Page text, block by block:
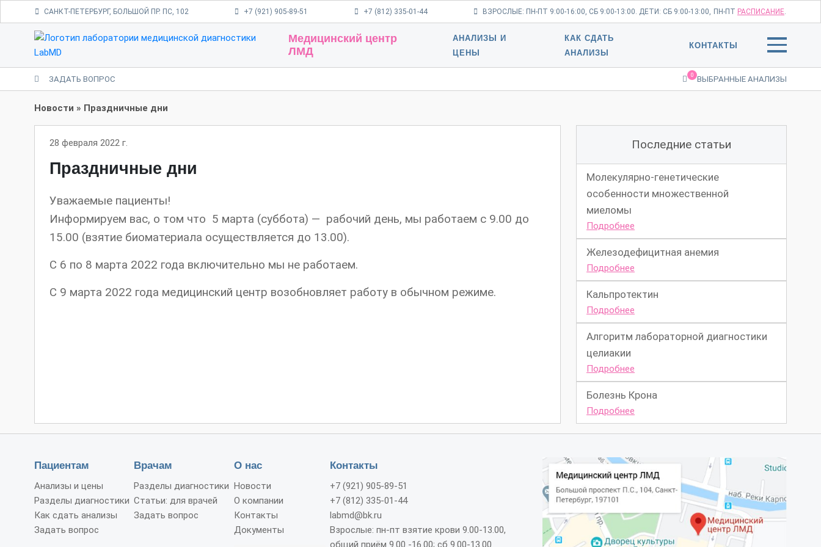
САНКТ-ПЕТЕРБУРГ, БОЛЬШОЙ ПР. ПС, 102 +7 (921) 905-89-51 +7 (812) 335-01-44 ВЗРОСЛЫЕ: ПН-ПТ 9:00-16:00, СБ 9:00-13:00. ДЕТИ: СБ 9:00-13:00, ПН-ПТ РАСПИСАНИЕ.
Медицинский центр
ЛМД
АНАЛИЗЫ И
ЦЕНЫ
КАК СДАТЬ
АНАЛИЗЫ
КОНТАКТЫ
ЗАДАТЬ ВОПРОС 0 ВЫБРАННЫЕ АНАЛИЗЫ
Новости » Праздничные дни
28 февраля 2022 г.
Праздничные дни
Уважаемые пациенты!
Информируем вас, о том что 5 марта (суббота) — рабочий день, мы работаем с 9.00 до
15.00 (взятие биоматериала осуществляется до 13.00).
С 6 по 8 марта 2022 года включительно мы не работаем.
С 9 марта 2022 года медицинский центр возобновляет работу в обычном режиме.
Последние статьи
Молекулярно-генетические
особенности множественной
миеломы
Подробнее
Железодефицитная анемия
Подробнее
Кальпротектин
Подробнее
Алгоритм лабораторной диагностики
целиакии
Подробнее
Болезнь Крона
Подробнее
Пациентам
Анализы и цены
Разделы диагностики
Как сдать анализы
Задать вопрос
Врачам
Разделы диагностики
Статьи: для врачей
Задать вопрос
О нас
Новости
О компании
Контакты
Документы
Контакты
+7 (921) 905-89-51
+7 (812) 335-01-44
labmd@bk.ru
Взрослые: пн-пт взятие крови 9.00-13.00,
общий приём 9.00 -16.00; сб 9.00-13.00